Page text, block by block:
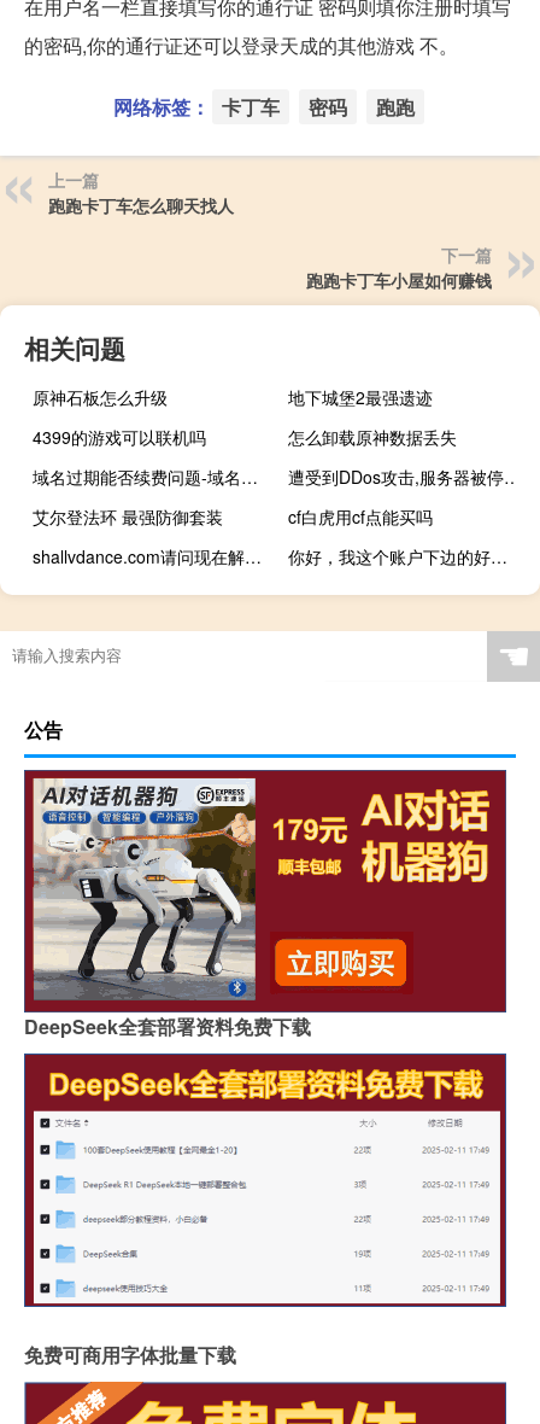
在用户名一栏直接填写你的通行证 密码则填你注册时填写
的密码,你的通行证还可以登录天成的其他游戏 不。
网络标签： 卡丁车 密码 跑跑
上一篇
跑跑卡丁车怎么聊天找人
下一篇
跑跑卡丁车小屋如何赚钱
相关问题
原神石板怎么升级
地下城堡2最强遗迹
4399的游戏可以联机吗
怎么卸载原神数据丢失
域名过期能否续费问题-域名及账户问题
遭受到DDos攻击,服务器被停，但我在后台看流量并不大
艾尔登法环 最强防御套装
cf白虎用cf点能买吗
shallvdance.com请问现在解析是否有问题，网站打
你好，我这个账户下边的好多域名之前实名认证成功了，现在好多域
☚
公告
DeepSeek全套部署资料免费下载
免费可商用字体批量下载